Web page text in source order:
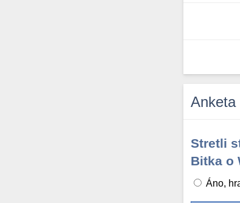
Anketa
Stretli
Bitka o
Áno,